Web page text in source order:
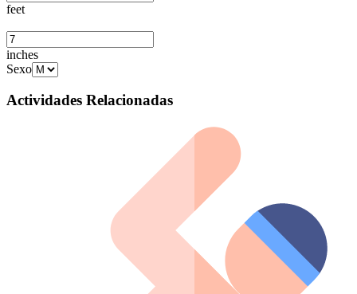
feet
inches
Sexo
Actividades Relacionadas